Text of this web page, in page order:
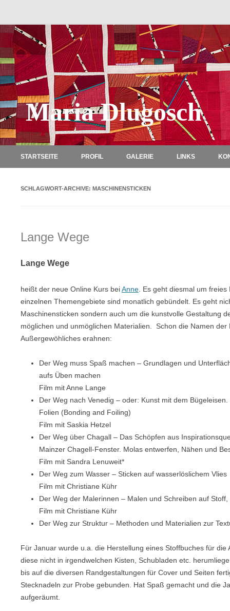
Maria Dlugosch
STARTSEITE PROFIL GALERIE LINKS
SCHLAGWORT-ARCHIVE: MASCHINENSTICKEN
Lange Wege
Lange Wege
heißt der neue Online Kurs beiAnne . Es geht diesmal um
einzelnen Themengebiete sind monatlich gebündelt. Es geht
Maschinensticken sondern auch um die kunstvolle Gestaltung
möglichen und unmöglichen Materialien. Schon die Namen der
Außergewöhliches erahnen:
Der Weg muss Spaß machen – Grundlagen und
aufs Üben machen
Film mit Anne Lange
Der Weg nach Venedig – oder: Kunst mit dem
Folien (Bonding and Foiling)
Film mit Saskia Hetzel
Der Weg über Chagall – Das Schöpfen aus
Mainzer Chagell-Fenster. Molas entwerfen, Nähen und
Film mit Sandra Lenuweit*
Der Weg zum Wasser – Sticken auf wasserlöslichem Vlies
Film mit Christiane Kühr
Der Weg der Malerinnen – Malen und Schreiben auf
Film mit Christiane Kühr
Der Weg zur Struktur – Methoden und Materialien zur
Für Januar wurde u.a. die Herstellung eines Stoffbuches für die
diese nicht in irgendwelchen Kisten, Schubladen etc.
bis auf die diversen Randgestaltungen für Cover und Seiten
Stecknadeln zur Probe gebunden. Hat Spaß gemacht und die
aufgeräumt.